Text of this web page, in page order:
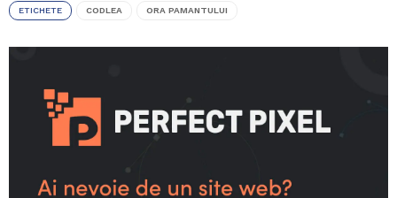
ETICHETE CODLEA ORA PAMANTULUI